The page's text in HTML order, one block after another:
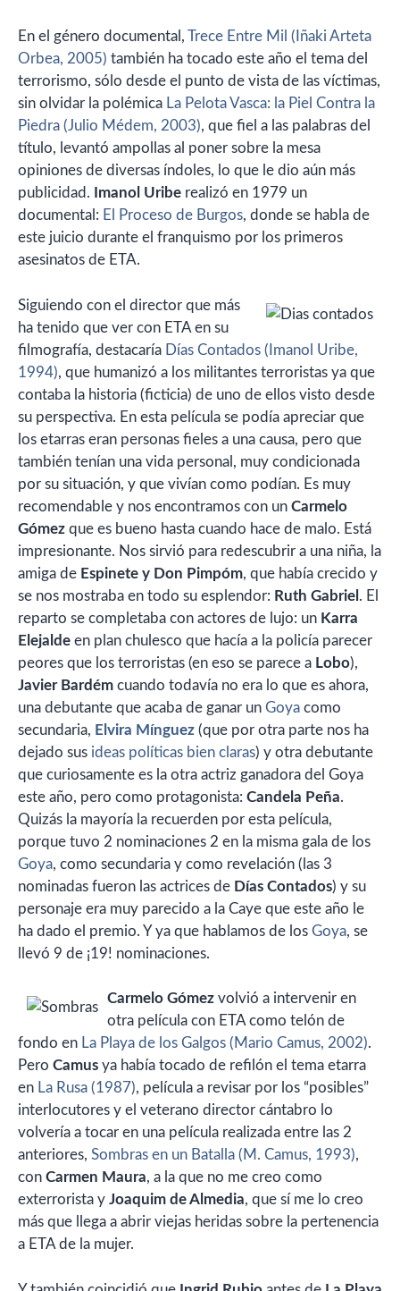
En el género documental, Trece Entre Mil (Iñaki Arteta
Orbea, 2005) también ha tocado este año el tema del
terrorismo, sólo desde el punto de vista de las víctimas,
sin olvidar la polémica La Pelota Vasca: la Piel Contra la
Piedra (Julio Médem, 2003), que fiel a las palabras del
título, levantó ampollas al poner sobre la mesa
opiniones de diversas índoles, lo que le dio aún más
publicidad.
Imanol Uribe realizó en 1979 un
documental: El Proceso de Burgos, donde se habla de
este juicio durante el franquismo por los primeros
asesinatos de ETA.
Siguiendo con el director que más
ha tenido que ver con ETA en su
filmografía, destacaría Días Contados (Imanol Uribe,
1994), que humanizó a los militantes terroristas ya que
contaba la historia (ficticia) de uno de ellos visto desde
su perspectiva. En esta película se podía apreciar que
los etarras eran personas fieles a una causa, pero que
también tenían una vida personal, muy condicionada
por su situación, y que vivían como podían. Es muy
recomendable y nos encontramos con un Carmelo
Gómez que es bueno hasta cuando hace de malo. Está
impresionante. Nos sirvió para redescubrir a una niña, la
amiga de Espinete y Don Pimpóm, que había crecido y
se nos mostraba en todo su esplendor: Ruth Gabriel . El
reparto se completaba con actores de lujo: un Karra
Elejalde en plan chulesco que hacía a la policía parecer
peores que los terroristas (en eso se parece a Lobo),
Javier Bardém cuando todavía no era lo que es ahora,
una debutante que acaba de ganar un Goya como
secundaria, Elvira Mínguez (que por otra parte nos ha
dejado sus ideas políticas bien claras) y otra debutante
que curiosamente es la otra actriz ganadora del Goya
este año, pero como protagonista: Candela Peña.
Quizás la mayoría la recuerden por esta película,
porque tuvo 2 nominaciones 2 en la misma gala de los
Goya, como secundaria y como revelación (las 3
nominadas fueron las actrices de Días Contados) y su
personaje era muy parecido a la Caye que este año le
ha dado el premio. Y ya que hablamos de los Goya, se
llevó 9 de ¡19! nominaciones.
Carmelo Gómez volvió a intervenir en
otra película con ETA como telón de
fondo en La Playa de los Galgos (Mario Camus, 2002).
Pero Camus ya había tocado de refilón el tema etarra
en La Rusa (1987), película a revisar por los “posibles”
interlocutores y el veterano director cántabro lo
volvería a tocar en una película realizada entre las 2
anteriores, Sombras en un Batalla (M. Camus, 1993),
con Carmen Maura, a la que no me creo como
exterrorista y Joaquim de Almedia, que sí me lo creo
más que llega a abrir viejas heridas sobre la pertenencia
a ETA de la mujer.